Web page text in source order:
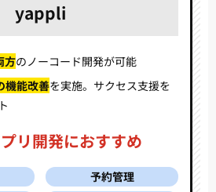
yappli
方のノーコード開発が可能
機能改善を実施。 サクセス支援を
リ開発におすすめ
予約管理